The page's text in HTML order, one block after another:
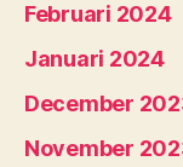
Februari 2024
Januari 2024
December
November